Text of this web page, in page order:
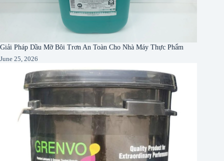
Giải Pháp Dầu Mỡ Bôi Trơn An Toàn Cho Nhà Máy Thực Phẩm
June 25, 2026